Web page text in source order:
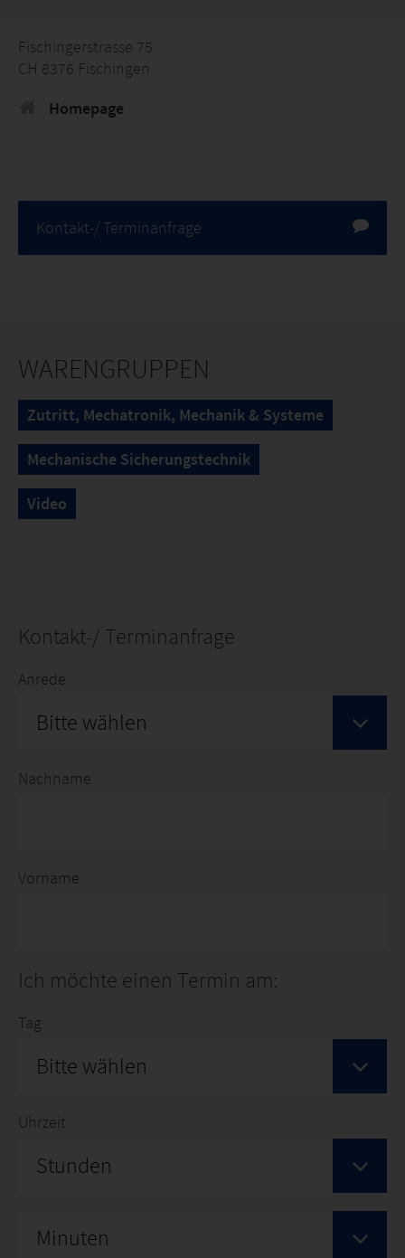
Fischingerstrasse 75
CH 8376 Fischingen
Homepage
Kontakt-/ Terminanfrage
WARENGRUPPEN
Zutritt, Mechatronik, Mechanik & Systeme
Mechanische Sicherungstechnik
Video
Kontakt-/ Terminanfrage
Anrede
Bitte wählen
Nachname
Vorname
Ich möchte einen Termin am:
Tag
Bitte wählen
Uhrzeit
Stunden
Minuten